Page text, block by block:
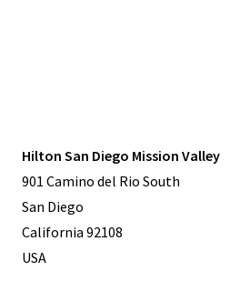
Hilton San Diego Mission Valley
901 Camino del Rio South
San Diego
California 92108
USA